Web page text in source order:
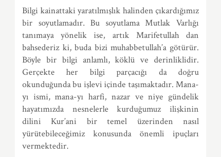
Bilgi kainattaki yaratılmışlık halinden çıkardığımız
bir soyutlamadır. Bu soyutlama Mutlak Varlığı
tanımaya yönelik ise, artık Marifetullah dan
bahsederiz ki, buda bizi muhabbetullah’a götürür.
Böyle bir bilgi anlamlı, köklü ve derinliklidir.
Gerçekte her bilgi parçacığı da doğru
okunduğunda bu işlevi içinde taşımaktadır. Mana-
yı ismi, mana-yı harfi, nazar ve niye gündelik
hayatımızda nesnelerle kurduğumuz ilişkinin
dilini Kur’ani bir temel üzerinden nasıl
yürütebileceğimiz konusunda önemli ipuçları
vermektedir.